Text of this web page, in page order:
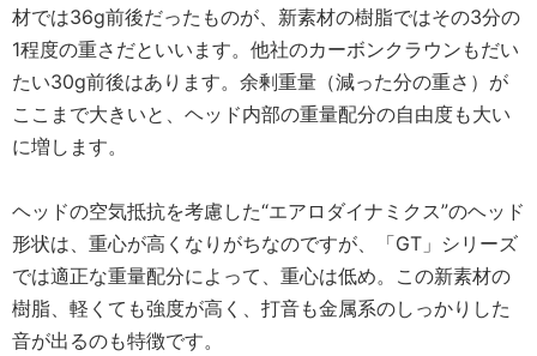
材では36ɡ前後だったものが、新素材の樹脂ではその3分の
1程度の重さだといいます。他社のカーボンクラウンもだい
たい30ɡ前後はあります。余剰重量（減った分の重さ）が
ここまで大きいと、ヘッド内部の重量配分の自由度も大い
に増します。
ヘッドの空気抵抗を考慮した“エアロダイナミクス”のヘッド
形状は、重心が高くなりがちなのですが、「GT」シリーズ
では適正な重量配分によって、重心は低め。この新素材の
樹脂、軽くても強度が高く、打音も金属系のしっかりした
音が出るのも特徴です。